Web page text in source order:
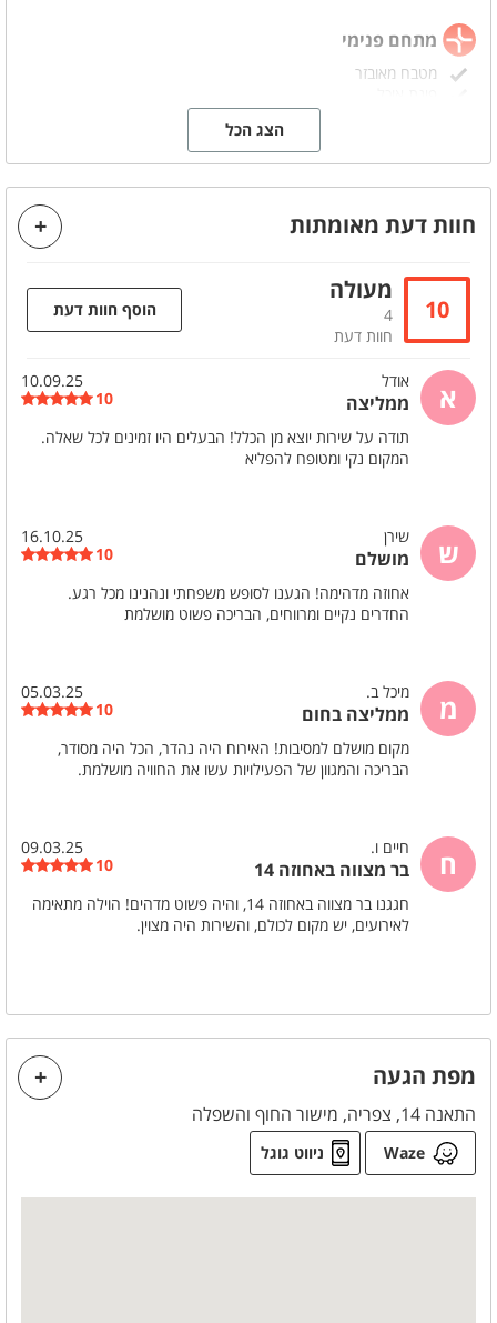
מתחם פנימי
מטבח מאובזר
קהל יעד
מסיבות סיום
משפחות
ימי הולדת
מסיבות הפתעה
הצעות נישואין
חתונות
שבתות חתן
ניתן להוסיף בתוספת תשלום
א. בוקר מפנקת
אבזור מטבח
כיריים חשמליות
מיקרוגל
תנור אפייה
מקרר
מידע כללי
ללא הגבלת רעש
מפואר
ללא לינה
חניה פרטית
שולחן סנוקר
שולחן פינג פונג
חדרי רחצה
הצג הכל
חוות דעת מאומתות
10
מעולה
4
חוות דעת
הוסף חוות דעת
א אודל
ממליצה
10.09.25
10
תודה על שירות יוצא מן הכלל! הבעלים היו זמינים לכל שאלה.
המקום נקי ומטופח להפליא
ש שירן
מושלם
16.10.25
10
אחוזה מדהימה! הגענו לסופש משפחתי ונהנינו מכל רגע.
החדרים נקיים ומרווחים, הבריכה פשוט מושלמת
מ מיכל ב.
ממליצה בחום
05.03.25
10
מקום מושלם למסיבות! האירוח היה נהדר, הכל היה מסודר,
הבריכה והמגוון של הפעילויות עשו את החוויה מושלמת.
ח חיים ו.
בר מצווה באחוזה 14
09.03.25
10
חגגנו בר מצווה באחוזה 14, והיה פשוט מדהים! הוילה מתאימה
לאירועים, יש מקום לכולם, והשירות היה מצוין.
מפת הגעה
התאנה 14, צפריה, מישור החוף והשפלה
Waze ניווט גוגל